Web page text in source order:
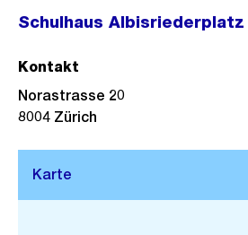
Schulhaus Albisriederplatz
Stadtplan 3D
Kontakt
Norastrasse 20
8004 Zürich